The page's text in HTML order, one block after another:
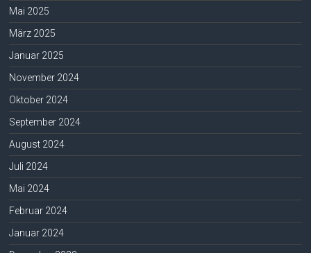
Mai 2025
März 2025
Januar 2025
November 2024
Oktober 2024
September 2024
August 2024
Juli 2024
Mai 2024
Februar 2024
Januar 2024